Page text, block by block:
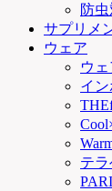
防
サプリメ
ウェア
ウ
イ
テ